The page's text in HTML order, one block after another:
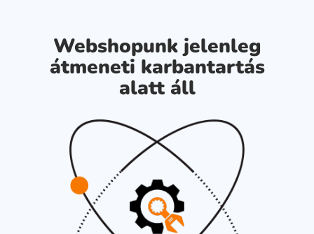
Webshopunk jelenleg
átmeneti karbantartás
alatt áll